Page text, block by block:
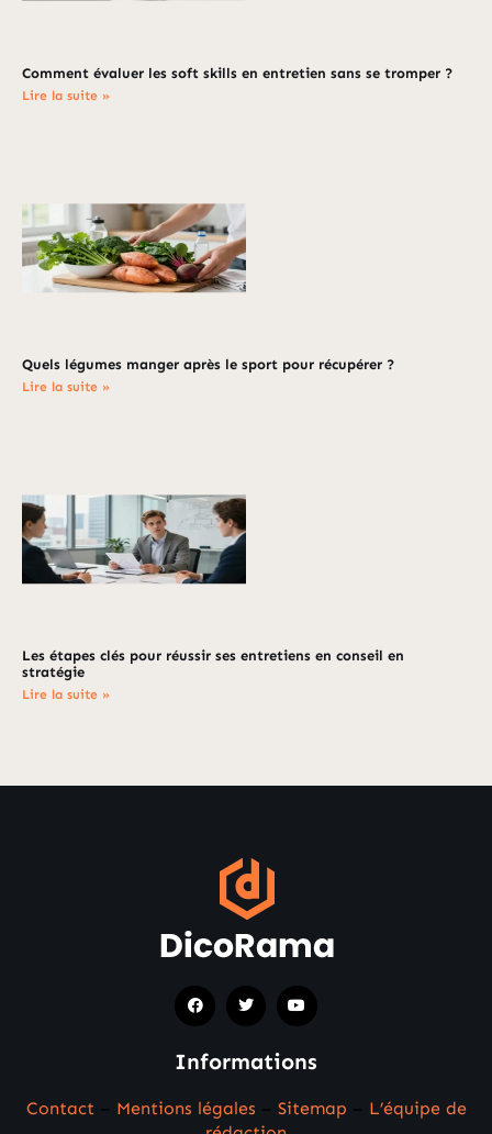
Comment évaluer les soft skills en entretien sans se tromper ?
Lire la suite »
Quels légumes manger après le sport pour récupérer ?
Lire la suite »
Les étapes clés pour réussir ses entretiens en conseil en
stratégie
Lire la suite »
Informations
Contact Mentions légales Sitemap
L’équipe de